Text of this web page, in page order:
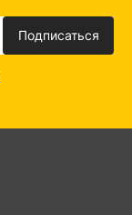
Подписаться